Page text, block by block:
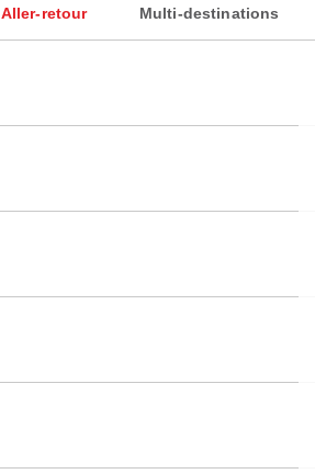
Aller-retour Multi-destinations